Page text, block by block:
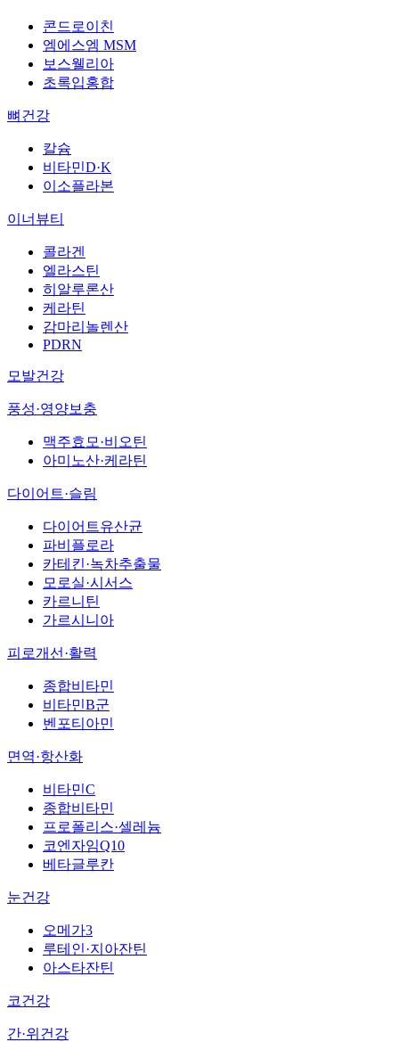
콘드로이친
엠에스엠 MSM
보스웰리아
초록입홍합
뼈건강
칼슘
비타민D·K
이소플라본
이너뷰티
콜라겐
엘라스틴
히알루론산
케라틴
감마리놀렌산
PDRN
모발건강
풍성·영양보충
맥주효모·비오틴
아미노산·케라틴
다이어트·슬림
다이어트유산균
파비플로라
카테킨·녹차추출물
모로실·시서스
카르니틴
가르시니아
피로개선·활력
종합비타민
비타민B군
벤포티아민
면역·항산화
비타민C
종합비타민
프로폴리스·셀레늄
코엔자임Q10
베타글루칸
눈건강
오메가3
루테인·지아잔틴
아스타잔틴
코건강
간·위건강